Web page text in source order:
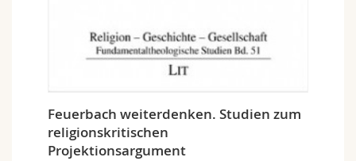
Feuerbach weiterdenken. Studien zum
religionskritischen
Projektionsargument